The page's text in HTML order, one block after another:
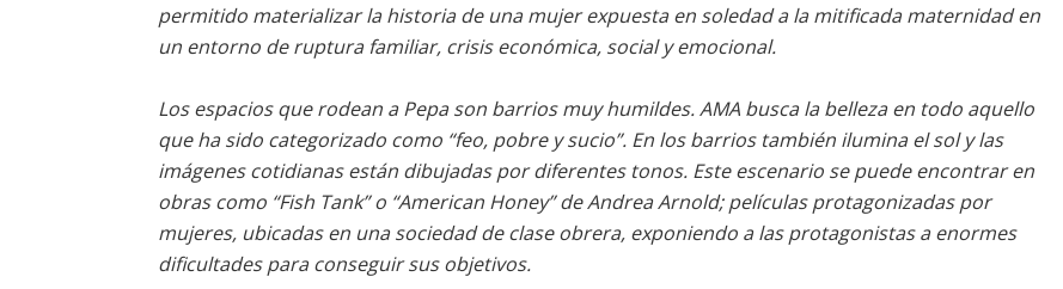
permitido materializar la historia de una mujer expuesta en soledad a la mitificada maternidad en
un entorno de ruptura familiar, crisis económica, social y emocional.
Los espacios que rodean a Pepa son barrios muy humildes. AMA busca la belleza en todo aquello
que ha sido categorizado como “feo, pobre y sucio”. En los barrios también ilumina el sol y las
imágenes cotidianas están dibujadas por diferentes tonos. Este escenario se puede encontrar en
obras como “Fish Tank” o “American Honey” de Andrea Arnold; películas protagonizadas por
mujeres, ubicadas en una sociedad de clase obrera, exponiendo a las protagonistas a enormes
dificultades para conseguir sus objetivos.